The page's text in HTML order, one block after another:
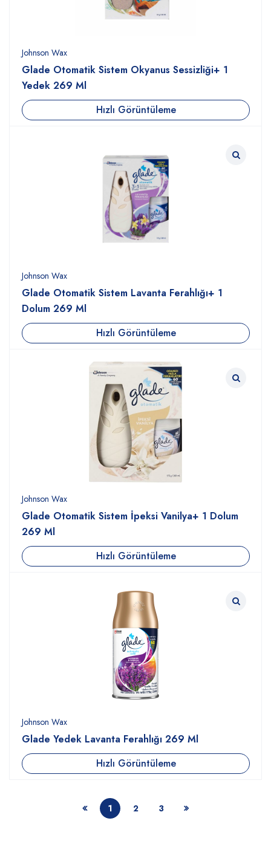
Johnson Wax
Glade Otomatik Sistem Okyanus Sessizliği+ 1
Yedek 269 Ml
Hızlı Görüntüleme
Johnson Wax
Glade Otomatik Sistem Lavanta Ferahlığı+ 1
Dolum 269 Ml
Hızlı Görüntüleme
Johnson Wax
Glade Otomatik Sistem İpeksi Vanilya+ 1 Dolum
269 Ml
Hızlı Görüntüleme
Johnson Wax
Glade Yedek Lavanta Ferahlığı 269 Ml
Hızlı Görüntüleme
1 2 3